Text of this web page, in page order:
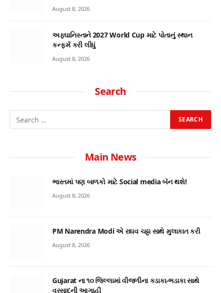
August 8, 2026
અફઘાનિસ્તાને 2027 World Cup માટે પોતાનું સ્થાન
કન્ફર્મ કરી લીધું
August 8, 2026
Search
Main News
ભારતમાં પણ બાળકો માટે Social media બૅન થશે!
August 8, 2026
PM Narendra Modi એ રાઘવ ચઢ્ઢા સાથે મુલાકાત કરી
August 8, 2026
Gujarat ના ૧૦ જિલ્લામાં વીજળીના કડાકા-ભડાકા સાથે
વરસાદની આગાહી